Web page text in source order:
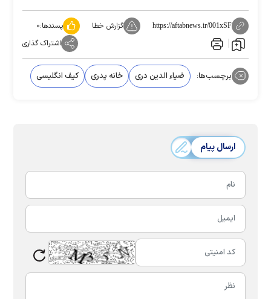
https://aftabnews.ir/001xSF گزارش خطا پسندها:۰
اشتراک گذاری
برچسب‌ها: ضیاء الدین دری خانه پدری کیف انگلیسی
ارسال پیام